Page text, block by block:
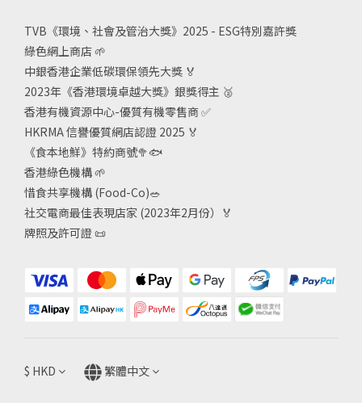
TVB《環境、社會及管治大獎》2025 - ESG特別嘉許獎
綠色網上商店 🌱
中銀香港企業低碳環保領先大獎 🏅
2023年《香港環境卓越大獎》銀獎得主 🥈
香港有機資源中心-優質有機零售商✅
HKRMA 信譽優質網店認證 2025 🏅
《食本地鮮》特約商號🥦🐟
香港綠色機構 🌱
惜食共享機構 (Food-Co)🥗
社交電商最佳表現店家 (2023年2月份）🏅
牌照及許可證 📜
$ HKD 繁體中文